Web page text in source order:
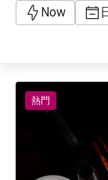
Now
熱門